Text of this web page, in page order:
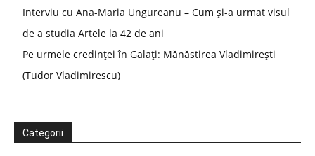
Interviu cu Ana-Maria Ungureanu – Cum și-a urmat visul
de a studia Artele la 42 de ani
Pe urmele credinței în Galați: Mănăstirea Vladimirești
(Tudor Vladimirescu)
Categorii